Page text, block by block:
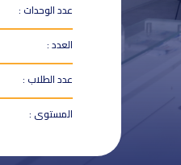
عدد الوحدات :
العدد :
عدد الطلاب :
المستوى :